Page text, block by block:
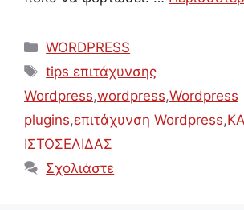
Κατηγορίες
WORDPRESS
Ετικέτες
tips επιτάχυνσης
Wordpress,wordpress,Wordpress
plugins,επιτάχυνση Wordpress,
ΙΣΤΟΣΕΛΙΔΑΣ
Σχολιάστε